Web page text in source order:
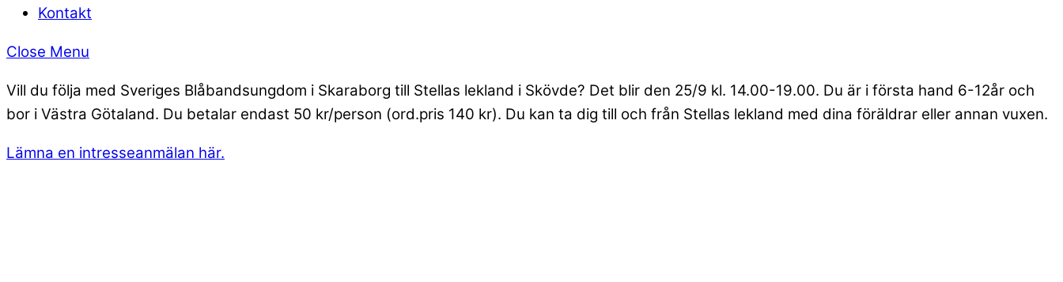
Kontakt
Close Menu
Vill du följa med Sveriges Blåbandsungdom i Skaraborg till Stellas lekland i Skövde? Det blir den 25/9 kl. 14.00-19.00. Du är i första hand 6-12år och
bor i Västra Götaland. Du betalar endast 50 kr/person (ord.pris 140 kr). Du kan ta dig till och från Stellas lekland med dina föräldrar eller annan vuxen.
Lämna en intresseanmälan här.